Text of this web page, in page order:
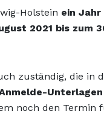
Holstein ein Jahr
2021 bis zum
zuständig, die in
Unterlagen
noch den Termin